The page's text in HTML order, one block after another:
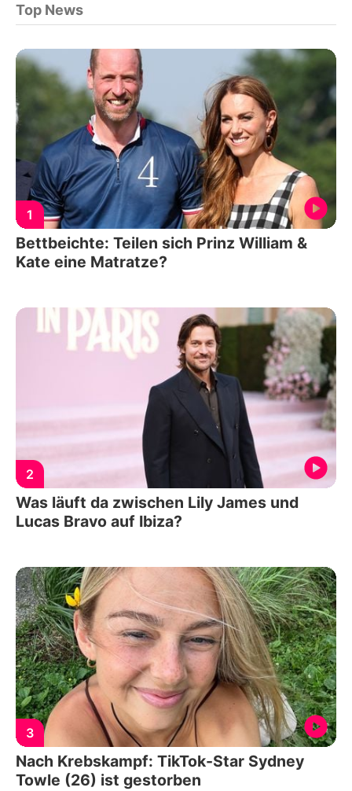
Top News
1
Bettbeichte: Teilen sich Prinz William &
Kate eine Matratze?
2
Was läuft da zwischen Lily James und
Lucas Bravo auf Ibiza?
3
Nach Krebskampf: TikTok-Star Sydney
Towle (26) ist gestorben